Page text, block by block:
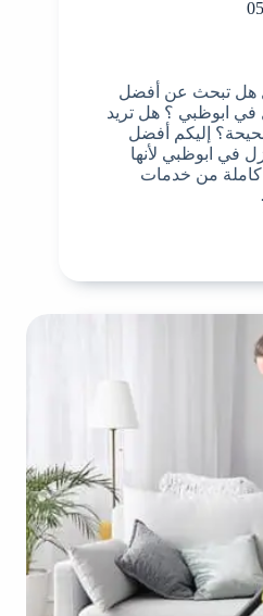
هل تبحث عن أفضل
ابوظبي ؟ هل تريد
إليكم أفضل
في ابوظبي لأنها
كاملة من خدمات